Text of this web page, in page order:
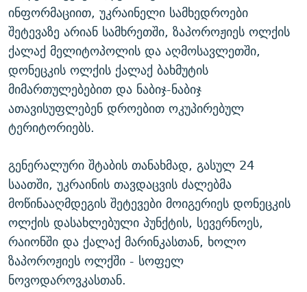
ინფორმაციით, უკრაინელი სამხედროები
შეტევაზე არიან სამხრეთში, ზაპოროჟიეს ოლქის
ქალაქ მელიტოპოლის და აღმოსავლეთში,
დონეცკის ოლქის ქალაქ ბახმუტის
მიმართულებებით და ნაბიჯ-ნაბიჯ
ათავისუფლებენ დროებით ოკუპირებულ
ტერიტორიებს.
გენერალური შტაბის თანახმად, გასულ 24
საათში, უკრაინის თავდაცვის ძალებმა
მოწინააღმდეგის შეტევები მოიგერიეს დონეცკის
ოლქის დასახლებული პუნქტის, სევერნოეს,
რაიონში და ქალაქ მარინკასთან, ხოლო
ზაპოროჟიეს ოლქში - სოფელ
ნოვოდაროვკასთან.